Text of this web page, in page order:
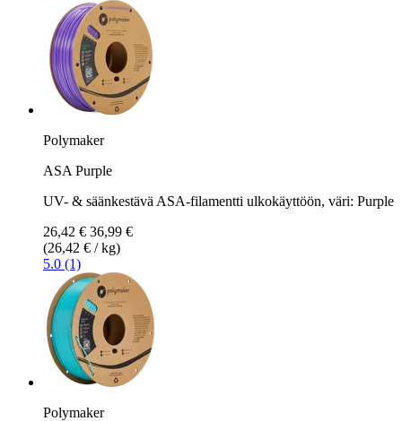
Polymaker
ASA Purple
UV- & säänkestävä ASA-filamentti ulkokäyttöön, väri: Purple
26,42 € 36,99 €
(26,42 € / kg)
5.0 (1)
Polymaker